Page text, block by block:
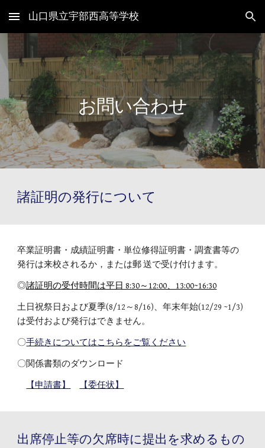
Skip to main content Skip to navigation
山口県立宇部西高等学校
お問い合わせ
諸証明の発行について
卒業証明書・成績証明書・単位修得証明書・調査書等の
発行は来校されるか，または郵 送で受け付けます。
◎諸証明の受付時間は平日 8:30～12:00、13:00~16:30
土日祝祭日および夏季(8/12～8/16)、年末年始(12/29 ~1/3)
は受付および発行はできません。
〇手続きについてはこちらをご覧ください
〇関係書類のダウンロード
【申請書】 【委任状】
出席停止等の欠席時に提出を求めるもの